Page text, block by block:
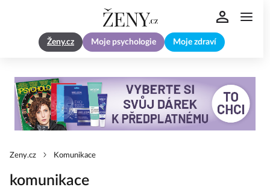
Ženy.cz Moje psychologie Moje zdraví
Zeny.cz Komunikace
komunikace